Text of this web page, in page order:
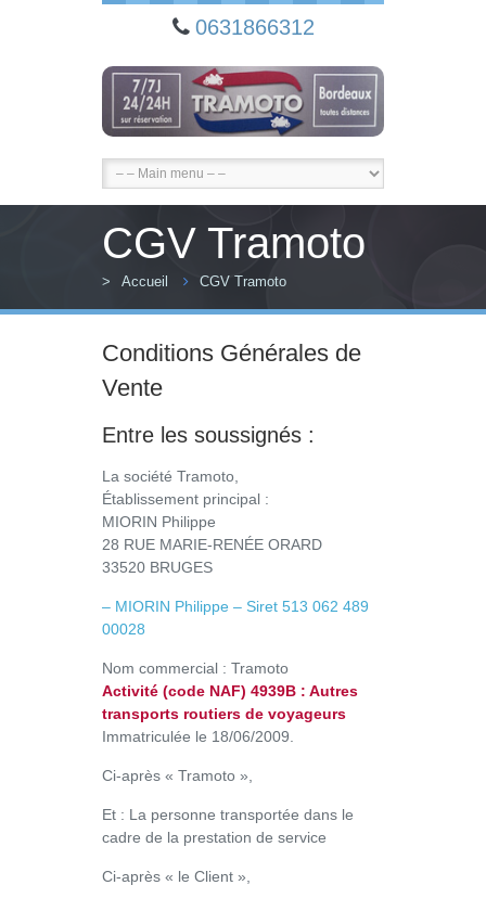
0631866312
CGV Tramoto
> Accueil CGV Tramoto
Conditions Générales de
Vente
Entre les soussignés :
La société Tramoto,
Établissement principal :
MIORIN Philippe
28 RUE MARIE-RENÉE ORARD
33520 BRUGES
– MIORIN Philippe – Siret 513 062 489
00028
Nom commercial : Tramoto
Activité (code NAF) 4939B : Autres
transports routiers de voyageurs
Immatriculée le 18/06/2009.
Ci-après « Tramoto »,
Et : La personne transportée dans le
cadre de la prestation de service
Ci-après « le Client »,